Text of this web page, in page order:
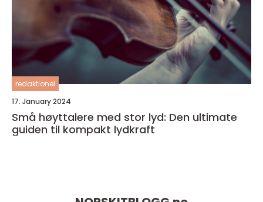
redaktionel
17. January 2024
Små høyttalere med stor lyd: Den ultimate
guiden til kompakt lydkraft